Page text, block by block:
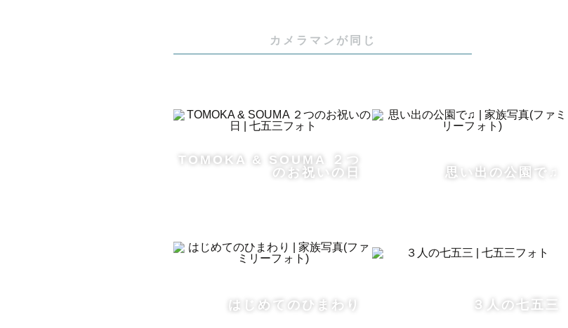
「気さくで話しやすい」「優しくて丁寧」
事前のヒアリングの時間も大切にしています。
さいね。
＼ 写真への想い ／
カメラマンが同じ
TOMOKA & SOUMA ２つ
のお祝いの日
思い出の公園で♫
はじめてのひまわり ３人の七五三